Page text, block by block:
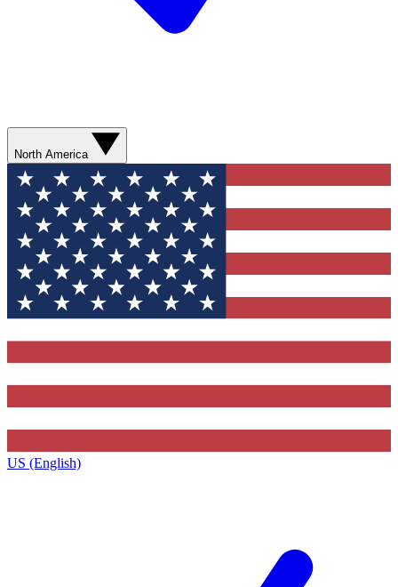
North America
US (English)